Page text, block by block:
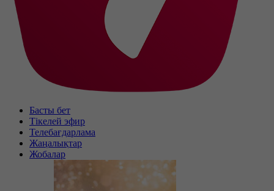
Басты бет
Тікелей эфир
Телебағдарлама
Жаңалықтар
Жобалар